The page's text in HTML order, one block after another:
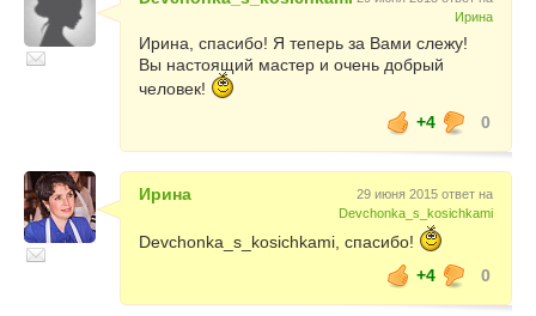
Ирина
Ирина, спасибо! Я теперь за Вами слежу!
Вы настоящий мастер и очень добрый
человек!
+4
0
Ирина
29 июня 2015 ответ на
Devchonka_s_kosichkami
Devchonka_s_kosichkami, спасибо!
+4
0